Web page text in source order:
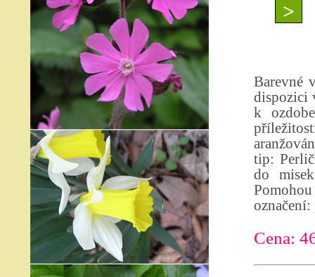
>
Barevné
dispozici
k
tip:
do
Cena: